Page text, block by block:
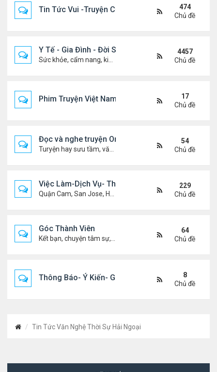
Tin Tức Vui -Truyện Cười- Video Hài
474
Chủ đề
Y Tế - Gia Đình - Đời Sống
4457
Chủ đề
Phim Truyện Việt Nam Online
17
Chủ đề
Đọc và nghe truyện Online
54
Chủ đề
Việc Làm-Dịch Vụ- Thuê Nhà
229
Chủ đề
Góc Thành Viên
64
Chủ đề
Thông Báo- Ý Kiến- Góp Ý- Liên Lạc
8
Chủ đề
Tin Tức Văn Nghệ Thời Sự Hải Ngoại